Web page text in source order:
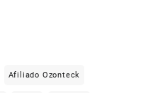
Afiliado Ozonteck